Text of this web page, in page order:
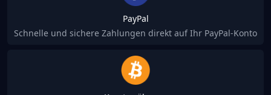
PayPal
Schnelle und sichere Zahlungen direkt auf Ihr PayPal-Konto